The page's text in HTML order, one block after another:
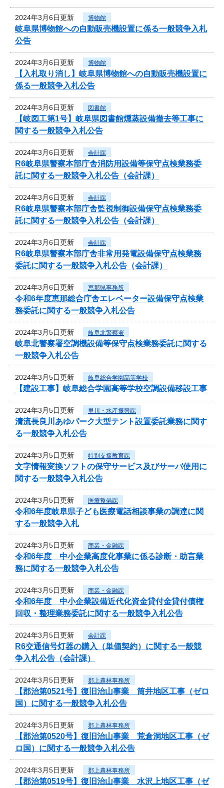
2024年3月6日更新 博物館
岐阜県博物館への自動販売機設置に係る一般競争入札
公告
2024年3月6日更新 博物館
【入札取り消し】岐阜県博物館への自動販売機設置に
係る一般競争入札公告
2024年3月6日更新 図書館
【岐図工第1号】岐阜県図書館燻蒸設備撤去等工事に
関する一般競争入札公告
2024年3月6日更新 会計課
R6岐阜県警察本部庁舎消防用設備等保守点検業務委
託に関する一般競争入札公告（会計課）
2024年3月6日更新 会計課
R6岐阜県警察本部庁舎監視制御設備保守点検業務委
託に関する一般競争入札公告（会計課）
2024年3月6日更新 会計課
R6岐阜県警察本部庁舎非常用発電設備保守点検業務
委託に関する一般競争入札公告（会計課）
2024年3月6日更新 恵那県事務所
令和6年度恵那総合庁舎エレベーター設備保守点検業
務委託に関する一般競争入札公告
2024年3月5日更新 岐阜北警察署
岐阜北警察署空調機設備等保守点検業務委託に関する
一般競争入札公告
2024年3月5日更新 岐阜総合学園高等学校
【建設工事】岐阜総合学園高等学校空調設備移設工事
2024年3月5日更新 里川・水産振興課
清流長良川あゆパーク大型テント設置委託業務に関す
る一般競争入札公告
2024年3月5日更新 特別支援教育課
文字情報変換ソフトの保守サービス及びサーバ使用に
関する一般競争入札公告
2024年3月5日更新 医療整備課
令和6年度岐阜県子ども医療電話相談事業の調達に関
する一般競争入札
2024年3月5日更新 商業・金融課
令和6年度 中小企業高度化事業に係る診断・助言業
務に関する一般競争入札公告
2024年3月5日更新 商業・金融課
令和6年度 中小企業設備近代化資金貸付金貸付債権
回収・整理業務委託に関する一般競争入札公告
2024年3月5日更新 会計課
R6交通信号灯器の購入（単価契約）に関する一般競
争入札公告（会計課）
2024年3月5日更新 郡上農林事務所
【郡治第0521号】復旧治山事業 筒井地区工事（ゼロ
国）に関する一般競争入札公告
2024年3月5日更新 郡上農林事務所
【郡治第0520号】復旧治山事業 荒倉洞地区工事（ゼ
ロ国）に関する一般競争入札公告
2024年3月5日更新 郡上農林事務所
【郡治第0519号】復旧治山事業 水沢上地区工事（ゼ